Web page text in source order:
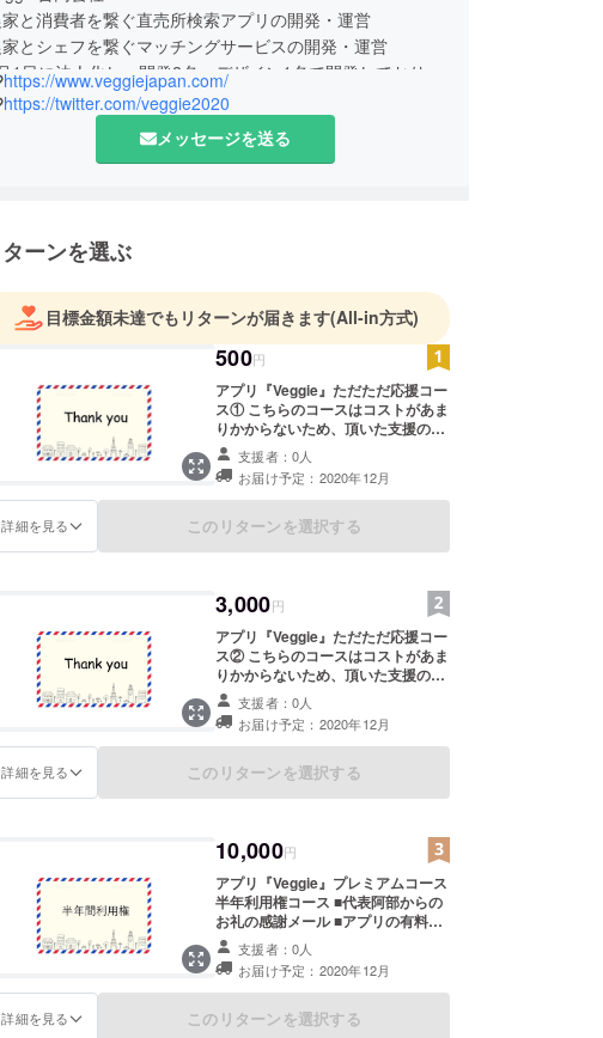
と消費者を繋ぐ直売所検索アプリの開発・運営
とシェフを繋ぐマッチングサービスの開発・運営
1日に法人化し、開発2名、デザイン1名で開発しておりま
https://www.veggiejapan.com/
https://twitter.com/veggie2020
メッセージを送る
ターンを選ぶ
目標金額未達でもリターンが届きます(All-in方式)
500円
アプリ『Veggie』ただただ応援コー
ス① こちらのコースはコストがあま
りかからないため、頂いた支援の多
くをプロジェクトのために活用させ
て頂きます。 ■代表阿部からのお礼
の感謝メール
支援者：0人
お届け予定：2020年12月
詳細を見る このリターンを選択する
3,000円
アプリ『Veggie』ただただ応援コー
ス② こちらのコースはコストがあま
りかからないため、頂いた支援の多
くをプロジェクトのために活用させ
て頂きます。 ■代表阿部からのお礼
の感謝メール ■HP及びSNSにご支援
者様として企業/団体/個人の方のお
名前を掲載致します。(希望者のみ)
支援者：0人
お届け予定：2020年12月
詳細を見る このリターンを選択する
10,000円
アプリ『Veggie』プレミアムコース
半年利用権コース ■代表阿部からの
お礼の感謝メール ■アプリの有料コ
ンテンツ半年利用権 （ランキング表
示、広告非表示、ポイント掛け率2
倍） ■HP及びSNSにご支援者様とし
て企業/団体/個人の方のお名前を掲
載致します。(希望者のみ) ※支援
支援者：0人
お届け予定：2020年12月
詳細を見る このリターンを選択する